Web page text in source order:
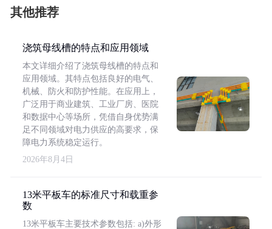
其他推荐
浇筑母线槽的特点和应用领域
本文详细介绍了浇筑母线槽的特点和
应用领域。其特点包括良好的电气、
机械、防火和防护性能。在应用上，
广泛用于商业建筑、工业厂房、医院
和数据中心等场所，凭借自身优势满
足不同领域对电力供应的高要求，保
障电力系统稳定运行。
2026年8月4日
13米平板车的标准尺寸和载重参
数
13米平板车主要技术参数包括: a)外形